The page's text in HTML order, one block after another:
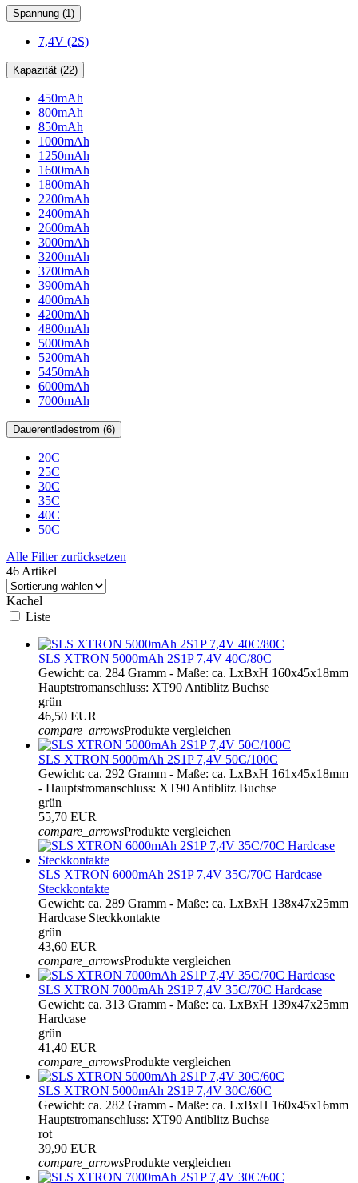
Spannung (1)
7,4V (2S)
Kapazität (22)
450mAh
800mAh
850mAh
1000mAh
1250mAh
1600mAh
1800mAh
2200mAh
2400mAh
2600mAh
3000mAh
3200mAh
3700mAh
3900mAh
4000mAh
4200mAh
4800mAh
5000mAh
5200mAh
5450mAh
6000mAh
7000mAh
Dauerentladestrom (6)
20C
25C
30C
35C
40C
50C
Alle Filter zurücksetzen
46 Artikel
Kachel
Liste
SLS XTRON 5000mAh 2S1P 7,4V 40C/80C
Gewicht: ca. 284 Gramm - Maße: ca. LxBxH 160x45x18mm
Hauptstromanschluss: XT90 Antiblitz Buchse
grün
46,50 EUR
compare_arrowsProdukte vergleichen
SLS XTRON 5000mAh 2S1P 7,4V 50C/100C
Gewicht: ca. 292 Gramm - Maße: ca. LxBxH 161x45x18mm
- Hauptstromanschluss: XT90 Antiblitz Buchse
grün
55,70 EUR
compare_arrowsProdukte vergleichen
SLS XTRON 6000mAh 2S1P 7,4V 35C/70C Hardcase
Steckkontakte
Gewicht: ca. 289 Gramm - Maße: ca. LxBxH 138x47x25mm
Hardcase Steckkontakte
grün
43,60 EUR
compare_arrowsProdukte vergleichen
SLS XTRON 7000mAh 2S1P 7,4V 35C/70C Hardcase
Gewicht: ca. 313 Gramm - Maße: ca. LxBxH 139x47x25mm
Hardcase
grün
41,40 EUR
compare_arrowsProdukte vergleichen
SLS XTRON 5000mAh 2S1P 7,4V 30C/60C
Gewicht: ca. 282 Gramm - Maße: ca. LxBxH 160x45x16mm
Hauptstromanschluss: XT90 Antiblitz Buchse
rot
39,90 EUR
compare_arrowsProdukte vergleichen